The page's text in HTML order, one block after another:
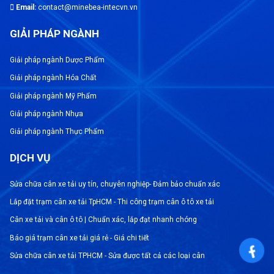
Email: contact@minebea-intecvn.vn
GIẢI PHÁP NGÀNH
Giải pháp ngành Dược Phẩm
Giải pháp ngành Hóa Chất
Giải pháp ngành Mỹ Phẩm
Giải pháp ngành Nhựa
Giải pháp ngành Thực Phẩm
DỊCH VỤ
Sửa chữa cân xe tải uy tín, chuyên nghiệp- Đảm bảo chuẩn xác
Lắp đặt trạm cân xe tải TpHCM - Thi công trạm cân ô tô xe tải
Cân xe tải và cân ô tô | Chuẩn xác, lắp đạt nhanh chóng
Báo giá trạm cân xe tải giá rẻ - Giá chi tiết
Sửa chữa cân xe tải TPHCM - Sửa được tất cả các loại cân